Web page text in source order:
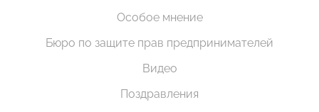
Особое мнение
Бюро по защите прав предпринимателей
Видео
Поздравления